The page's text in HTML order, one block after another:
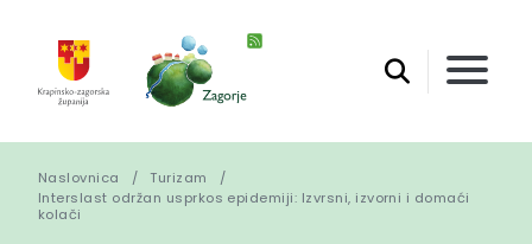
Naslovnica
Turizam
Interslast održan usprkos epidemiji: Izvrsni, izvorni i domaći
kolači